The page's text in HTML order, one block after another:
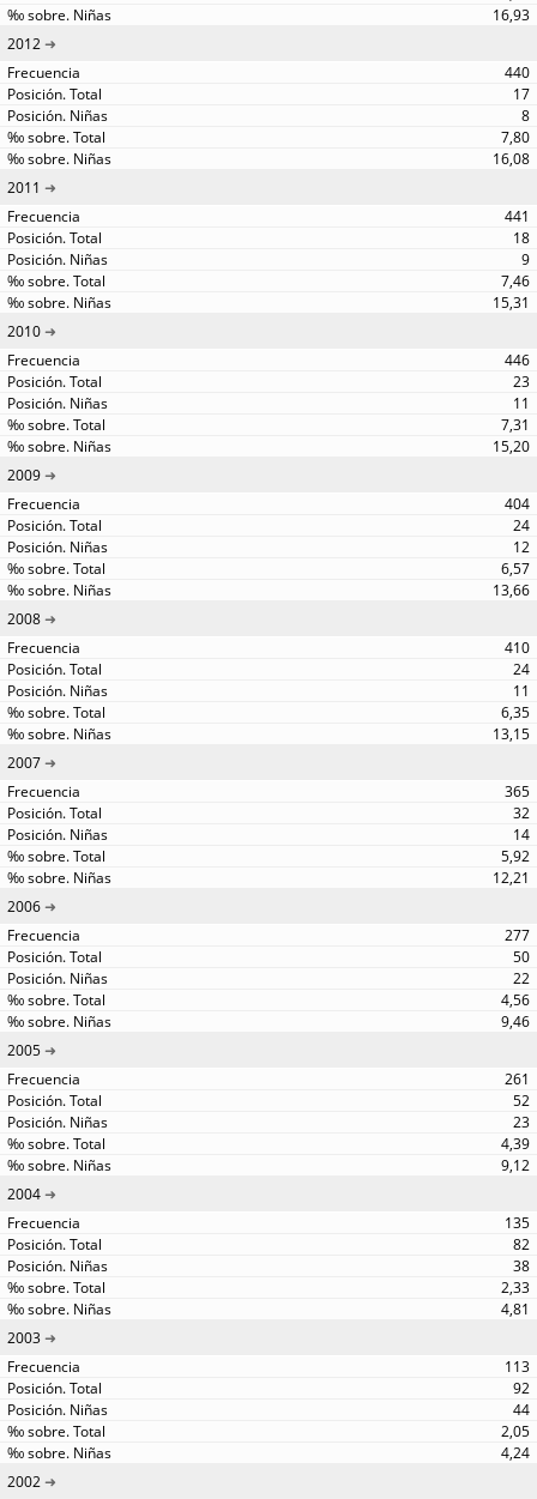
16,93
2012
440
17
8
7,80
16,08
2011
441
18
9
7,46
15,31
2010
446
23
11
7,31
15,20
2009
404
24
12
6,57
13,66
2008
410
24
11
6,35
13,15
2007
365
32
14
5,92
12,21
2006
277
50
22
4,56
9,46
2005
261
52
23
4,39
9,12
2004
135
82
38
2,33
4,81
2003
113
92
44
2,05
4,24
2002